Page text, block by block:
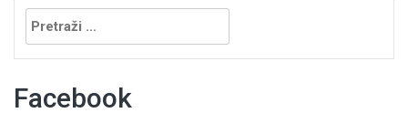
Pretraga:
Facebook